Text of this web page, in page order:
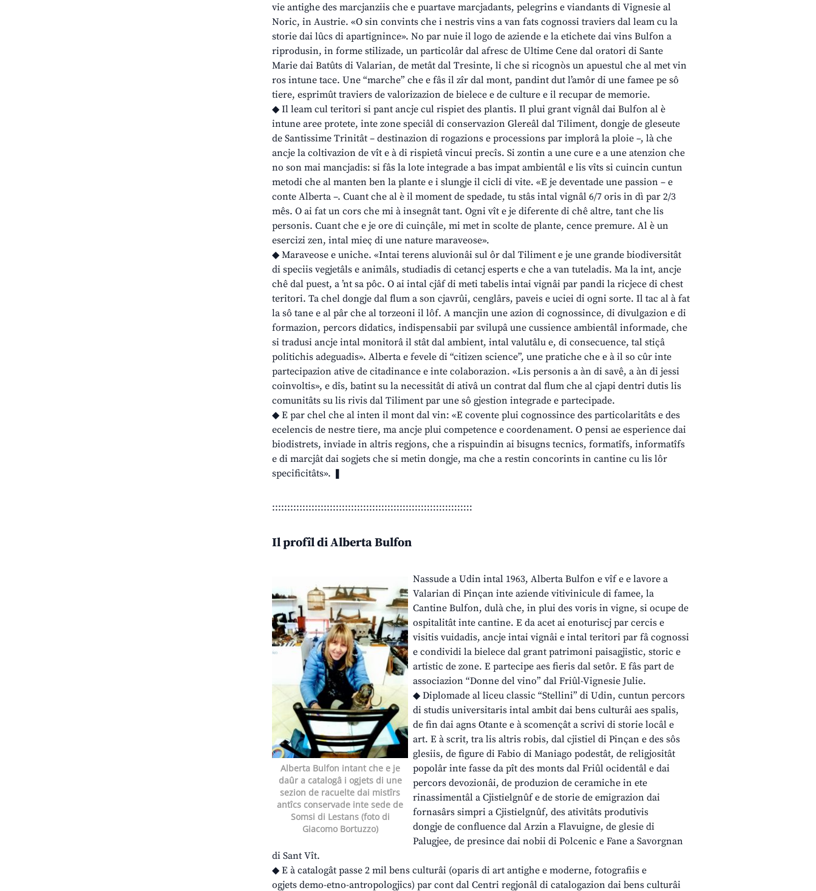
vie antighe des marcjanziis che e puartave marcjadants, pelegrins e viandants di Vignesie al
Noric, in Austrie. «O sin convints che i nestris vins a van fats cognossi traviers dal leam cu la
storie dai lûcs di apartignince». No par nuie il logo de aziende e la etichete dai vins Bulfon a
riprodusin, in forme stilizade, un particolâr dal afresc de Ultime Cene dal oratori di Sante
Marie dai Batûts di Valarian, de metât dal Tresinte, li che si ricognòs un apuestul che al met vin
ros intune tace. Une “marche” che e fâs il zîr dal mont, pandint dut l’amôr di une famee pe sô
tiere, esprimût traviers de valorizazion de bielece e de culture e il recupar de memorie.
◆ Il leam cul teritori si pant ancje cul rispiet des plantis. Il plui grant vignâl dai Bulfon al è
intune aree protete, inte zone speciâl di conservazion Glereâl dal Tiliment, dongje de gleseute
de Santissime Trinitât – destinazion di rogazions e processions par implorâ la ploie –, là che
ancje la coltivazion de vît e à di rispietâ vincui precîs. Si zontin a une cure e a une atenzion che
no son mai mancjadis: si fâs la lote integrade a bas impat ambientâl e lis vîts si cuincin cuntun
metodi che al manten ben la plante e i slungje il cicli di vite. «E je deventade une passion – e
conte Alberta –. Cuant che al è il moment de spedade, tu stâs intal vignâl 6/7 oris in dì par 2/3
mês. O ai fat un cors che mi à insegnât tant. Ogni vît e je diferente di chê altre, tant che lis
personis. Cuant che e je ore di cuinçâle, mi met in scolte de plante, cence premure. Al è un
esercizi zen, intal mieç di une nature maraveose».
◆ Maraveose e uniche. «Intai terens aluvionâi sul ôr dal Tiliment e je une grande biodiversitât
di speciis vegjetâls e animâls, studiadis di cetancj esperts e che a van tuteladis. Ma la int, ancje
chê dal puest, a ’nt sa pôc. O ai intal cjâf di meti tabelis intai vignâi par pandi la ricjece di chest
teritori. Ta chel dongje dal flum a son cjavrûi, cenglârs, paveis e uciei di ogni sorte. Il tac al à fat
la sô tane e al pâr che al torzeoni il lôf. A mancjin une azion di cognossince, di divulgazion e di
formazion, percors didatics, indispensabii par svilupâ une cussience ambientâl informade, che
si tradusi ancje intal monitorâ il stât dal ambient, intal valutâlu e, di consecuence, tal stiçâ
politichis adeguadis». Alberta e fevele di “citizen science”, une pratiche che e à il so cûr inte
partecipazion ative de citadinance e inte colaborazion. «Lis personis a àn di savê, a àn di jessi
coinvoltis», e dîs, batint su la necessitât di ativâ un contrat dal flum che al cjapi dentri dutis lis
comunitâts su lis rivis dal Tiliment par une sô gjestion integrade e partecipade.
◆ E par chel che al inten il mont dal vin: «E covente plui cognossince des particolaritâts e des
ecelencis de nestre tiere, ma ancje plui competence e coordenament. O pensi ae esperience dai
biodistrets, inviade in altris regjons, che a rispuindin ai bisugns tecnics, formatîfs, informatîfs
e di marcjât dai sogjets che si metin dongje, ma che a restin concorints in cantine cu lis lôr
specificitâts». ❚
::::::::::::::::::::::::::::::::::::::::::::::::::::::::::::::::::
Il profîl di Alberta Bulfon
Alberta Bulfon intant che e je
daûr a catalogâ i ogjets di une
sezion de racuelte dai mistîrs
antîcs conservade inte sede de
Somsi di Lestans (foto di
Giacomo Bortuzzo)
Nassude a Udin intal 1963, Alberta Bulfon e vîf e e lavore a
Valarian di Pinçan inte aziende vitivinicule di famee, la
Cantine Bulfon, dulà che, in plui des voris in vigne, si ocupe de
ospitalitât inte cantine. E da acet ai enoturiscj par cercis e
visitis vuidadis, ancje intai vignâi e intal teritori par fâ cognossi
e condividi la bielece dal grant patrimoni paisagjistic, storic e
artistic de zone. E partecipe aes fieris dal setôr. E fâs part de
associazion “Donne del vino” dal Friûl-Vignesie Julie.
◆ Diplomade al liceu classic “Stellini” di Udin, cuntun percors
di studis universitaris intal ambit dai bens culturâi aes spalis,
de fin dai agns Otante e à scomençât a scrivi di storie locâl e
art. E à scrit, tra lis altris robis, dal cjistiel di Pinçan e des sôs
glesiis, de figure di Fabio di Maniago podestât, de religjositât
popolâr inte fasse da pît des monts dal Friûl ocidentâl e dai
percors devozionâi, de produzion de ceramiche in ete
rinassimentâl a Cjistielgnûf e de storie de emigrazion dai
fornasârs simpri a Cjistielgnûf, des ativitâts produtivis
dongje de confluence dal Arzin a Flavuigne, de glesie di
Palugjee, de presince dai nobii di Polcenic e Fane a Savorgnan
di Sant Vît.
◆ E à catalogât passe 2 mil bens culturâi (oparis di art antighe e moderne, fotografiis e
ogjets demo-etno-antropologjics) par cont dal Centri regjonâl di catalogazion dai bens culturâi